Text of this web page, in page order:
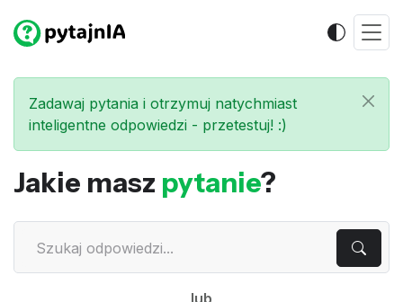
Zadawaj pytania i otrzymuj natychmiast
inteligentne odpowiedzi - przetestuj! :)
Jakie masz pytanie?
lub